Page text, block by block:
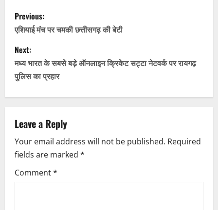
P
o
s
t
n
a
v
i
g
Previous:
एशियाई मंच पर चमकी छत्तीसगढ़ की बेटी
Next:
मध्य भारत के सबसे बड़े ऑनलाइन क्रिकेट सट्टा नेटवर्क पर रायगढ़
पुलिस का प्रहार
Leave a Reply
Your email address will not be published. Required
fields are marked *
Comment*